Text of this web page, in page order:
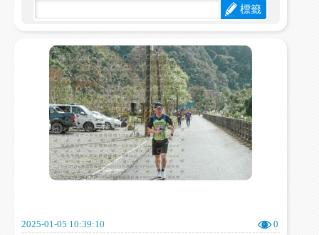
標籤
2025-01-05 10:39:10 0